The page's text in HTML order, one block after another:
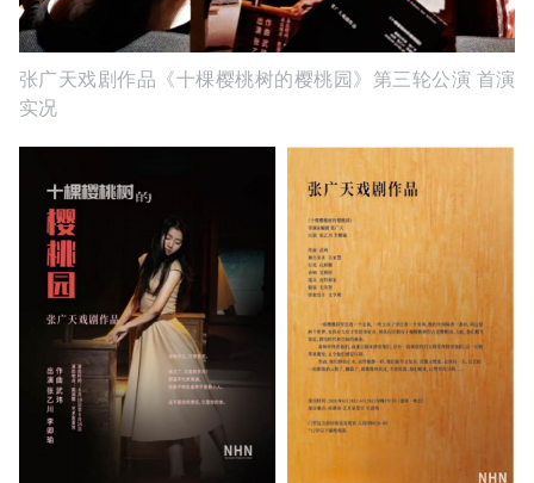
张广天戏剧作品《十棵樱桃树的樱桃园》第三轮公演 首演
实况